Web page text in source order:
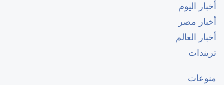
أخبار اليوم
أخبار مصر
أخبار العالم
تريندات
منوعات